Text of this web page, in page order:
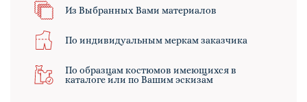
Из Выбранных Вами материалов
По индивидуальным меркам заказчика
По образцам костюмов имеющихся в
каталоге или по Вашим эскизам